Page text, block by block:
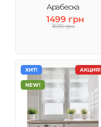
Арабеска
1499 грн
1699 грн
АКЦИЯ!
ХИТ!
NEW!